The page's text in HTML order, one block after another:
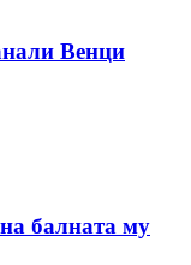
Венци
балната му